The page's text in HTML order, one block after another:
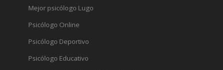
Mejor psicólogo Lugo
Psicólogo Online
Psicólogo Deportivo
Psicólogo Educativo